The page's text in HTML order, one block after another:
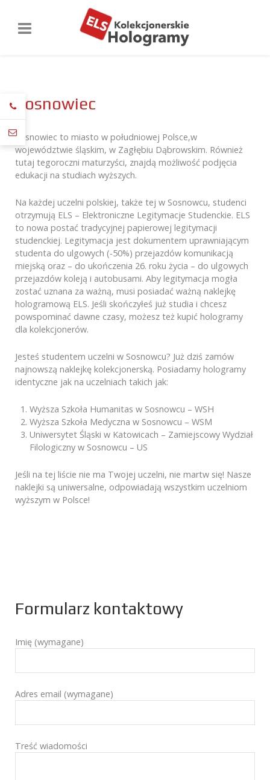
Sosnowiec
Sosnowiec to miasto w południowej Polsce,w
województwie śląskim, w Zagłębiu Dąbrowskim. Również
tutaj tegoroczni maturzyści, znajdą możliwość podjęcia
edukacji na studiach wyższych.
Na każdej uczelni polskiej, także tej w Sosnowcu, studenci
otrzymują ELS – Elektroniczne Legitymacje Studenckie. ELS
to nowa postać tradycyjnej papierowej legitymacji
studenckiej. Legitymacja jest dokumentem uprawniającym
studenta do ulgowych (-50%) przejazdów komunikacją
miejską oraz – do ukończenia 26. roku życia – do ulgowych
przejazdów koleją i autobusami. Aby legitymacja mogła
zostać uznana za ważną, musi posiadać ważną naklejkę
hologramową ELS. Jeśli skończyłeś już studia i chcesz
powspominać dawne czasy, możesz też kupić hologramy
dla kolekcjonerów.
Jesteś studentem uczelni w Sosnowcu? Już dziś zamów
najnowszą naklejkę kolekcjonerską. Posiadamy hologramy
identyczne jak na uczelniach takich jak:
Wyższa Szkoła Humanitas w Sosnowcu – WSH
Wyższa Szkoła Medyczna w Sosnowcu – WSM
Uniwersytet Śląski w Katowicach – Zamiejscowy Wydział
Filologiczny w Sosnowcu – US
Jeśli na tej liście nie ma Twojej uczelni, nie martw się! Nasze
naklejki są uniwersalne, odpowiadają wszystkim uczelniom
wyższym w Polsce!
Formularz kontaktowy
Imię (wymagane)
Adres email (wymagane)
Treść wiadomości